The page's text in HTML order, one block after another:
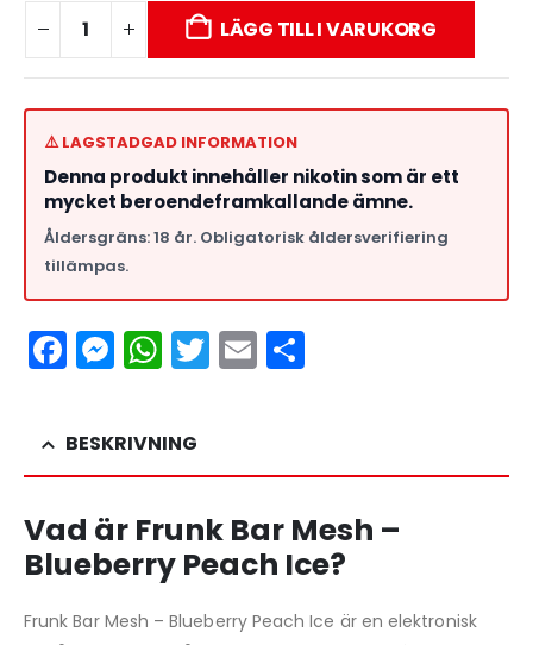
LÄGG TILL I VARUKORG
⚠️ LAGSTADGAD INFORMATION
Denna produkt innehåller nikotin som är ett
mycket beroendeframkallande ämne.
Åldersgräns: 18 år. Obligatorisk åldersverifiering
tillämpas.
Facebook
Messenger
WhatsApp
Twitter
Email
BESKRIVNING
Vad är Frunk Bar Mesh –
Blueberry Peach Ice?
Frunk Bar Mesh – Blueberry Peach Ice är en elektronisk